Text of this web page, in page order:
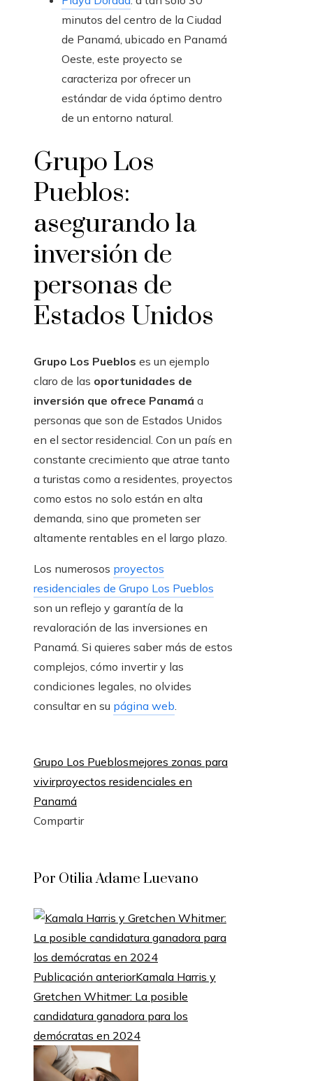
minutos del centro de la Ciudad
de Panamá, ubicado en Panamá
Oeste, este proyecto se
caracteriza por ofrecer un
estándar de vida óptimo dentro
de un entorno natural.
Grupo Los
Pueblos:
asegurando la
inversión de
personas de
Estados Unidos
Grupo Los Pueblos es un ejemplo
claro de las oportunidades de
inversión que ofrece Panamá a
personas que son de Estados Unidos
en el sector residencial. Con un país en
constante crecimiento que atrae tanto
a turistas como a residentes, proyectos
como estos no solo están en alta
demanda, sino que prometen ser
altamente rentables en el largo plazo.
Los numerosos proyectos
residenciales de Grupo Los Pueblos
son un reflejo y garantía de la
revaloración de las inversiones en
Panamá. Si quieres saber más de estos
complejos, cómo invertir y las
condiciones legales, no olvides
consultar en su página web.
Grupo Los Pueblosmejores zonas para
vivirproyectos residenciales en
Panamá
Compartir
Por Otilia Adame Luevano
Publicación anteriorKamala Harris y
Gretchen Whitmer: La posible
candidatura ganadora para los
demócratas en 2024